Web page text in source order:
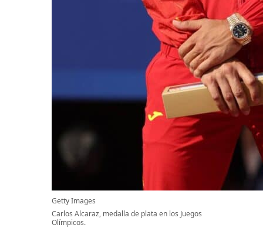
Getty Images
Carlos Alcaraz, medalla de plata en los Juegos
Olímpicos.